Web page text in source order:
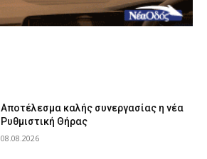
Αποτέλεσμα καλής συνεργασίας η νέα
Ρυθμιστική Θήρας
08.08.2026